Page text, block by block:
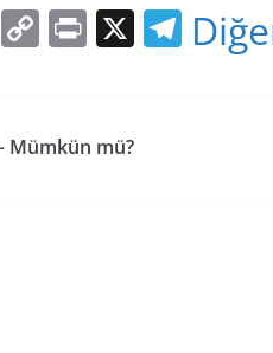
E C
y
Pr X T
Mümkün mü?